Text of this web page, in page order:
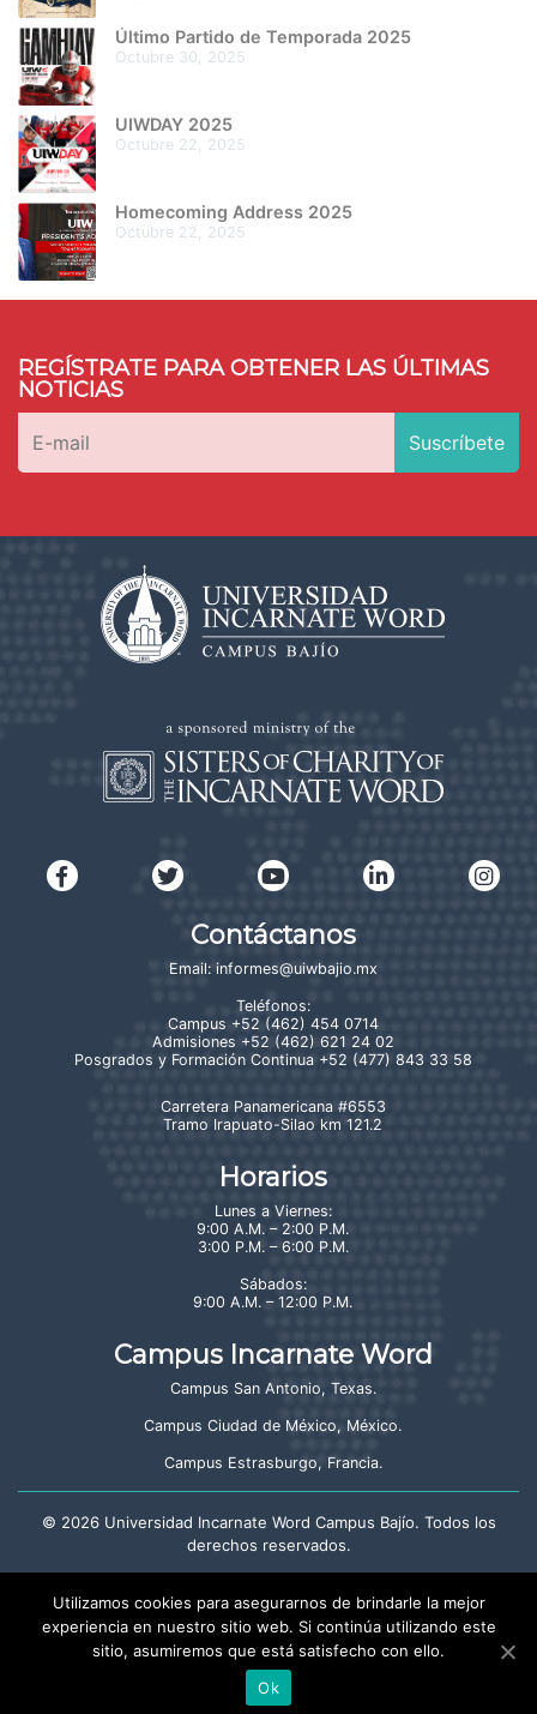
Último Partido de Temporada 2025
octubre 30, 2025
UIWDAY 2025
octubre 22, 2025
Homecoming Address 2025
octubre 22, 2025
REGÍSTRATE PARA OBTENER LAS ÚLTIMAS
NOTICIAS
Contáctanos
Email: informes@uiwbajio.mx
Teléfonos:
Campus +52 (462) 454 0714
Admisiones +52 (462) 621 24 02
Posgrados y Formación Continua +52 (477) 843 33 58
Carretera Panamericana #6553
Tramo Irapuato-Silao km 121.2
Horarios
Lunes a Viernes:
9:00 A.M. – 2:00 P.M.
3:00 P.M. – 6:00 P.M.
Sábados:
9:00 A.M. – 12:00 P.M.
Campus Incarnate Word
Campus San Antonio, Texas.
Campus Ciudad de México, México.
Campus Estrasburgo, Francia.
© 2026Universidad Incarnate Word Campus Bajío. Todos los
derechos reservados.
Crayón: Estudio Creativo
Utilizamos cookies para asegurarnos de brindarle la mejor
experiencia en nuestro sitio web. Si continúa utilizando este
sitio, asumiremos que está satisfecho con ello.
Ok